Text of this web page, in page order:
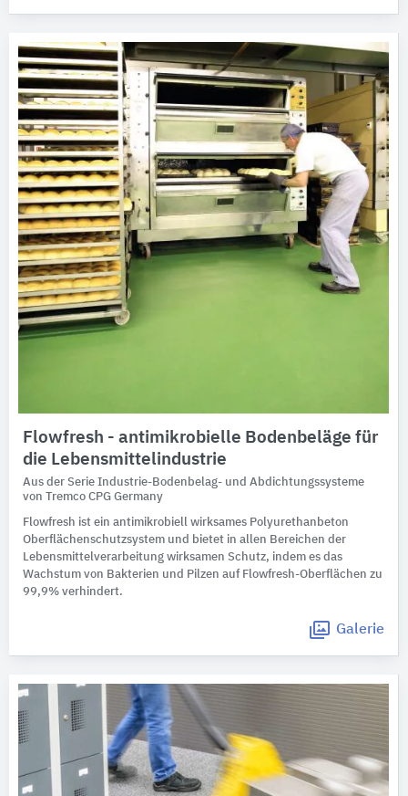
Flowfresh - antimikrobielle Bodenbeläge für
die Lebensmittelindustrie
Aus der Serie Industrie-Bodenbelag- und Abdichtungssysteme
von Tremco CPG Germany
Flowfresh ist ein antimikrobiell wirksames Polyurethanbeton
Oberflächenschutzsystem und bietet in allen Bereichen der
Lebensmittelverarbeitung wirksamen Schutz, indem es das
Wachstum von Bakterien und Pilzen auf Flowfresh-Oberflächen zu
99,9% verhindert.
Galerie